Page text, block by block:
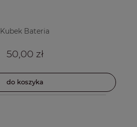
Kubek Bateria
50,00 zł
do koszyka